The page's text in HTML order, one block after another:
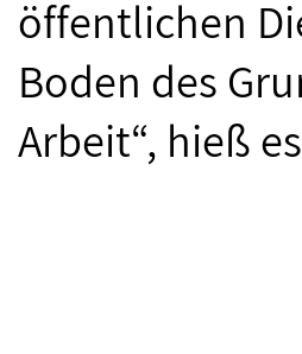
öffentlichen
Boden des
Arbeit“, hieß